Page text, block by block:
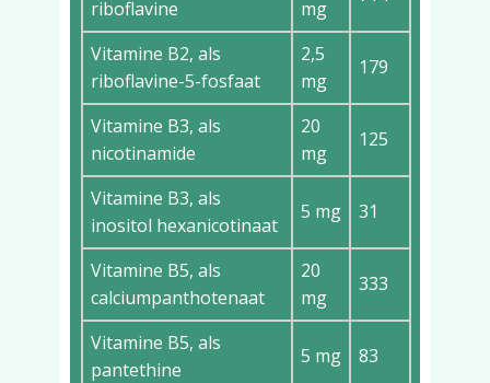
riboflavine
mg
Vitamine B2, als
riboflavine-5-fosfaat
2,5
mg
179
Vitamine B3, als
nicotinamide
20
mg
125
Vitamine B3, als
inositol hexanicotinaat
5 mg 31
Vitamine B5, als
calciumpanthotenaat
20
mg
333
Vitamine B5, als
pantethine
5 mg 83